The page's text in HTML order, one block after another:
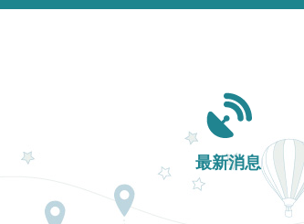
Main navigation
最新消息